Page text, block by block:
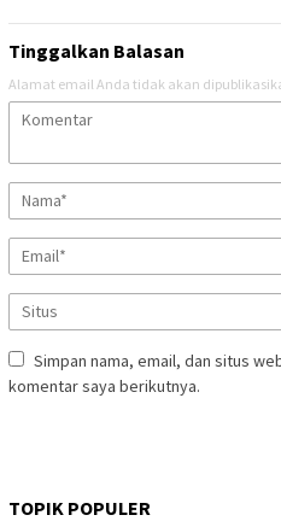
Tinggalkan Balasan
Alamat email Anda tidak akan
Simpan nama, email, dan situs
komentar saya berikutnya.
TOPIK POPULER